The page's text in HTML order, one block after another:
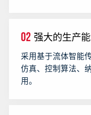
02 强大的生产
采用基于流体智能
仿真、控制算法、
用。